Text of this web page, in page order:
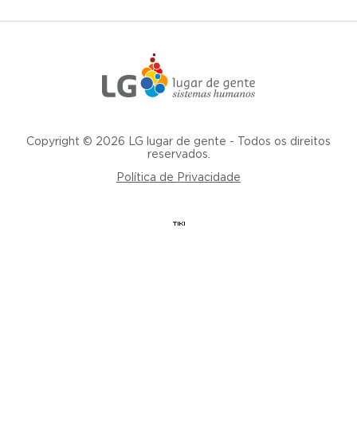
Copyright © 2026 LG lugar de gente - Todos os direitos
reservados.
Política de Privacidade